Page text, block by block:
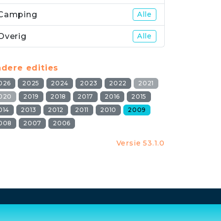
Alle
Alle
edities
2025 2024 2023 2022
2021
2019 2018 2017 2016
2015
2013 2012 2011 2010
2009
2007 2006
Versie 53.1.0